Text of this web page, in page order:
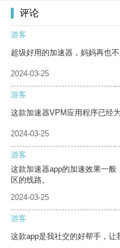
评论
游客
超级好用的加速器，妈妈再也
2024-03-25
游客
这款加速器VPM应用程序已经
2024-03-25
游客
这款加速器app的加速效果一
区的线路。
2024-03-25
游客
这款app是我社交的好帮手，让